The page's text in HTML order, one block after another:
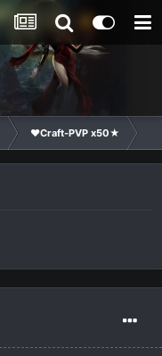
❤Craft-PVP x50★